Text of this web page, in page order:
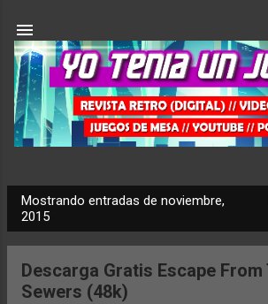
n
Mostrando entradas de noviembre,
2015
Descarga Gratis Escape From
Sewers (48k)